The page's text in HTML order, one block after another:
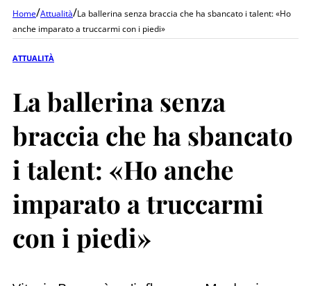
Home/Attualità/La ballerina senza braccia che ha sbancato i talent: «Ho
anche imparato a truccarmi con i piedi»
ATTUALITÀ
La ballerina senza
braccia che ha sbancato
i talent: «Ho anche
imparato a truccarmi
con i piedi»